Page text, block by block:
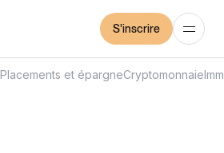
S'inscrire
Placements et épargneCryptomonnaie